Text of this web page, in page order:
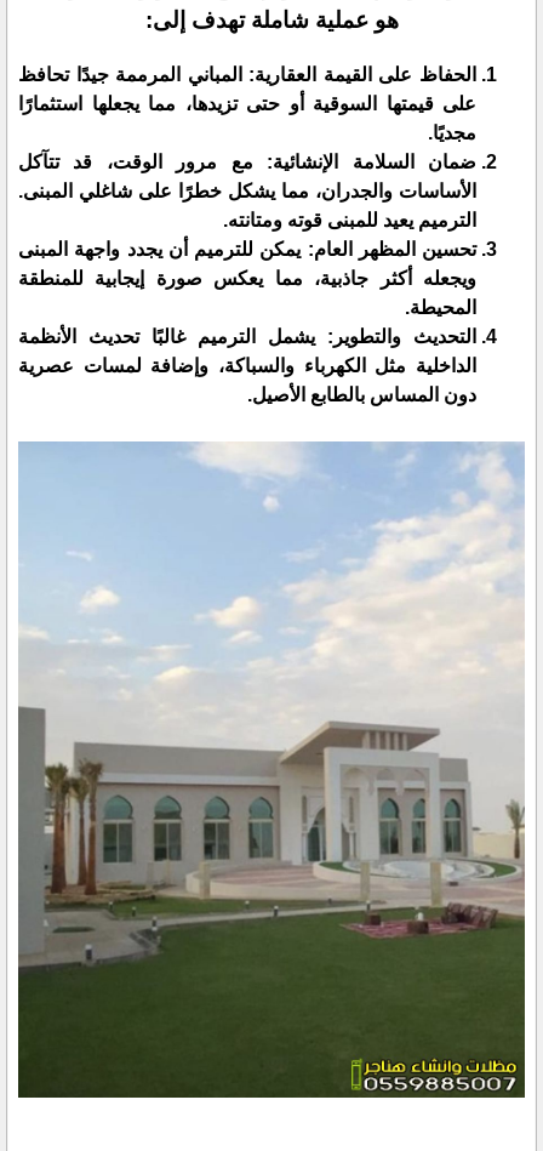
هو عملية شاملة تهدف إلى:
الحفاظ على القيمة العقارية: المباني المرممة جيدًا تحافظ
على قيمتها السوقية أو حتى تزيدها، مما يجعلها استثمارًا
مجديًا.
ضمان السلامة الإنشائية: مع مرور الوقت، قد تتآكل
الأساسات والجدران، مما يشكل خطرًا على شاغلي المبنى.
الترميم يعيد للمبنى قوته ومتانته.
تحسين المظهر العام: يمكن للترميم أن يجدد واجهة المبنى
ويجعله أكثر جاذبية، مما يعكس صورة إيجابية للمنطقة
المحيطة.
التحديث والتطوير: يشمل الترميم غالبًا تحديث الأنظمة
الداخلية مثل الكهرباء والسباكة، وإضافة لمسات عصرية
دون المساس بالطابع الأصيل.